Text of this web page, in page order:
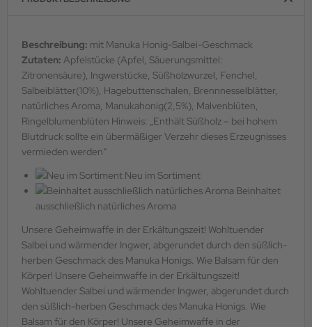
Beschreibung: mit Manuka Honig-Salbei-Geschmack
Zutaten: Apfelstücke (Apfel, Säuerungsmittel:
Zitronensäure), Ingwerstücke, Süßholzwurzel, Fenchel,
Salbeiblätter(10%), Hagebuttenschalen, Brennnesselblätter,
natürliches Aroma, Manukahonig(2,5%), Malvenblüten,
Ringelblumenblüten Hinweis: „Enthält Süßholz – bei hohem
Blutdruck sollte ein übermäßiger Verzehr dieses Erzeugnisses
vermieden werden“
Neu im Sortiment
Beinhaltet
ausschließlich natürliches Aroma
Unsere Geheimwaffe in der Erkältungszeit! Wohltuender
Salbei und wärmender Ingwer, abgerundet durch den süßlich-
herben Geschmack des Manuka Honigs. Wie Balsam für den
Körper! Unsere Geheimwaffe in der Erkältungszeit!
Wohltuender Salbei und wärmender Ingwer, abgerundet durch
den süßlich-herben Geschmack des Manuka Honigs. Wie
Balsam für den Körper! Unsere Geheimwaffe in der